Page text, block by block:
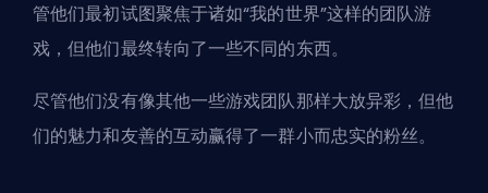
管他们最初试图聚焦于诸如“我的世界”这样的团队游
戏，但他们最终转向了一些不同的东西。
尽管他们没有像其他一些游戏团队那样大放异彩，但他
们的魅力和友善的互动赢得了一群小而忠实的粉丝。